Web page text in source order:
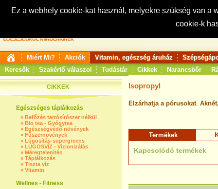
Ez a webhely cookie-kat használ, melyekre szükség van
cookie-k
Keresés:
Miért Mi? Akciók Vitamin, egészség áruház
Keresők
Szakértő válaszol Tudástár Cikkek Narancsbőr
CIKKEK
Egészséges táplálkozás
» Befőzés tartósítószer nélkül
» Bio tea - Gyógytea
» Egészségvédő növények
» Fűszernövények
» Lúgosítás-supergreens
» LÚGOSVÍZ - Vízionizálás
» Méregtelenítés
» Táplálkozás
» Tiszta víz
» Vitamin
Wellnes - Fitness
Isopropyl
Elzárhatja a pórusokat.
Termékek
Kapcsolódó termékek